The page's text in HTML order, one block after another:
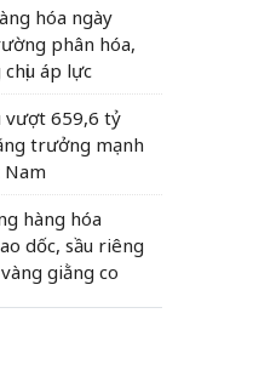
hóa ngày
phân hóa,
áp lực
vượt 659,6 tỷ
trưởng mạnh
hàng hóa
dốc, sầu riêng
giằng co